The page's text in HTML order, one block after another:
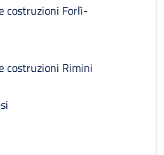
costruzioni Forlì-
costruzioni Rimini